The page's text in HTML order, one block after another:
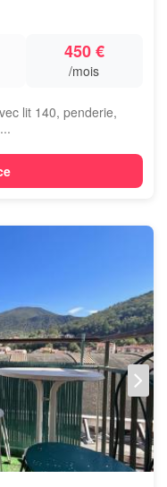
450 €
/mois
lit 140, penderie,